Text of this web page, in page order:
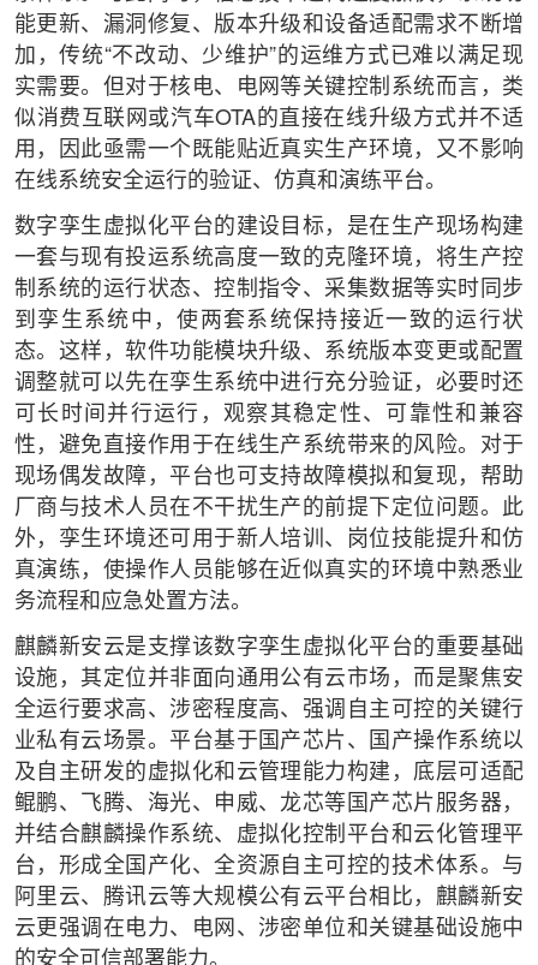
能更新、漏洞修复、版本升级和设备适配需求不断增
加，传统“不改动、少维护”的运维方式已难以满足现
实需要。但对于核电、电网等关键控制系统而言，类
似消费互联网或汽车OTA的直接在线升级方式并不适
用，因此亟需一个既能贴近真实生产环境，又不影响
在线系统安全运行的验证、仿真和演练平台。
数字孪生虚拟化平台的建设目标，是在生产现场构建
一套与现有投运系统高度一致的克隆环境，将生产控
制系统的运行状态、控制指令、采集数据等实时同步
到孪生系统中，使两套系统保持接近一致的运行状
态。这样，软件功能模块升级、系统版本变更或配置
调整就可以先在孪生系统中进行充分验证，必要时还
可长时间并行运行，观察其稳定性、可靠性和兼容
性，避免直接作用于在线生产系统带来的风险。对于
现场偶发故障，平台也可支持故障模拟和复现，帮助
厂商与技术人员在不干扰生产的前提下定位问题。此
外，孪生环境还可用于新人培训、岗位技能提升和仿
真演练，使操作人员能够在近似真实的环境中熟悉业
务流程和应急处置方法。
麒麟新安云是支撑该数字孪生虚拟化平台的重要基础
设施，其定位并非面向通用公有云市场，而是聚焦安
全运行要求高、涉密程度高、强调自主可控的关键行
业私有云场景。平台基于国产芯片、国产操作系统以
及自主研发的虚拟化和云管理能力构建，底层可适配
鲲鹏、飞腾、海光、申威、龙芯等国产芯片服务器，
并结合麒麟操作系统、虚拟化控制平台和云化管理平
台，形成全国产化、全资源自主可控的技术体系。与
阿里云、腾讯云等大规模公有云平台相比，麒麟新安
云更强调在电力、电网、涉密单位和关键基础设施中
的安全可信部署能力。